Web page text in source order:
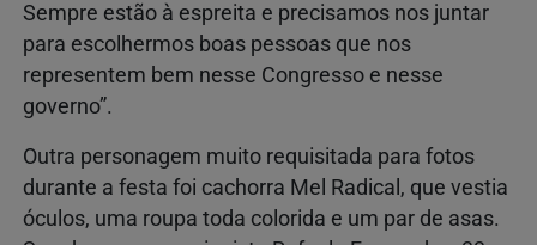
Sempre estão à espreita e precisamos nos juntar
para escolhermos boas pessoas que nos
representem bem nesse Congresso e nesse
governo”.
Outra personagem muito requisitada para fotos
durante a festa foi cachorra Mel Radical, que vestia
óculos, uma roupa toda colorida e um par de asas.